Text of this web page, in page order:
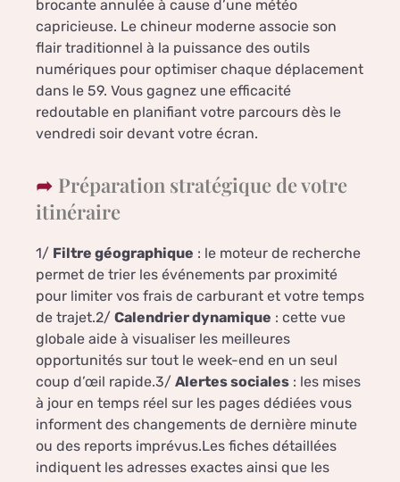
brocante annulée à cause d’une météo
capricieuse. Le chineur moderne associe son
flair traditionnel à la puissance des outils
numériques pour optimiser chaque déplacement
dans le 59. Vous gagnez une efficacité
redoutable en planifiant votre parcours dès le
vendredi soir devant votre écran.
Préparation stratégique de votre
itinéraire
1/ Filtre géographique : le moteur de recherche
permet de trier les événements par proximité
pour limiter vos frais de carburant et votre temps
de trajet.2/ Calendrier dynamique : cette vue
globale aide à visualiser les meilleures
opportunités sur tout le week-end en un seul
coup d’œil rapide.3/ Alertes sociales : les mises
à jour en temps réel sur les pages dédiées vous
informent des changements de dernière minute
ou des reports imprévus.Les fiches détaillées
indiquent les adresses exactes ainsi que les